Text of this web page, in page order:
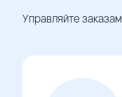
Управляйте